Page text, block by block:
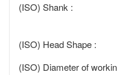
(ISO) Shank :
(ISO) Head Shape :
(ISO) Diameter of